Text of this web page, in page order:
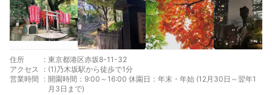
住所 : 東京都港区赤坂8-11-32
アクセス
: (1)乃木坂駅から徒歩で1分
営業時間
: 開園時間：9:00～16:00 休園日：年末・年始 (12月30日～翌年1
月3日まで)